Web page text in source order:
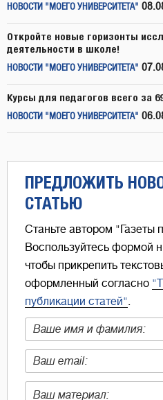
НОВОСТИ "МОЕГО УНИВЕРСИТЕТА"
Откройте новые горизонты
деятельности в школе!
НОВОСТИ "МОЕГО УНИВЕРСИТЕТА"
Курсы для педагогов всего за
НОВОСТИ "МОЕГО УНИВЕРСИТЕТА"
ПРЕДЛОЖИТЬ
СТАТЬЮ
Станьте автором "Газеты
Воспользуйтесь формой
чтобы прикрепить
оформленный согласно
публикации статей".